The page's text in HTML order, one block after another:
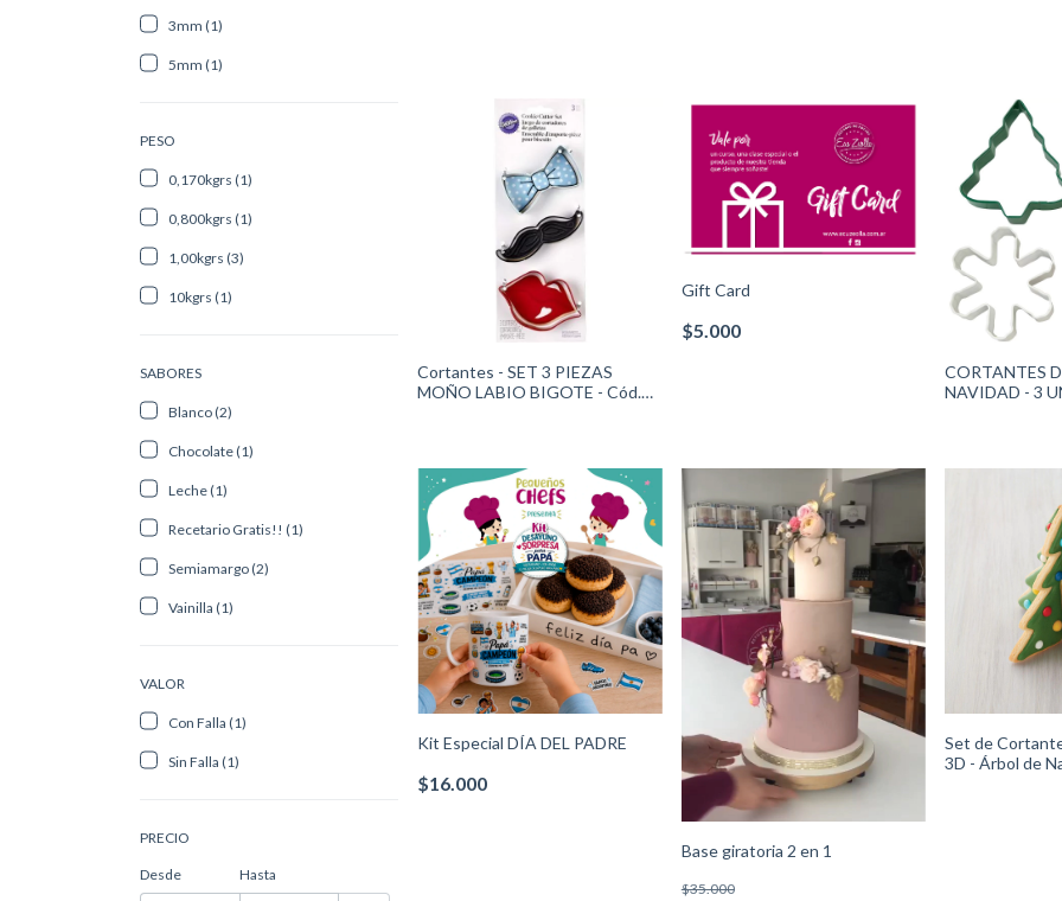
3mm (1)
5mm (1)
PESO
0,170kgrs (1)
0,800kgrs (1)
1,00kgrs (3)
10kgrs (1)
SABORES
Blanco (2)
Chocolate (1)
Leche (1)
Recetario Gratis!! (1)
Semiamargo (2)
Vainilla (1)
VALOR
Con Falla (1)
Sin Falla (1)
PRECIO
Desde Hasta
Cortantes - SET 3 PIEZAS
MOÑO LABIO BIGOTE - Cód.
Gift Card
$5.000
CORTANTES
NAVIDAD - 3
Kit Especial DÍA DEL PADRE
$16.000
Base giratoria 2 en 1
$35.000
Set de
3D - Árbol de